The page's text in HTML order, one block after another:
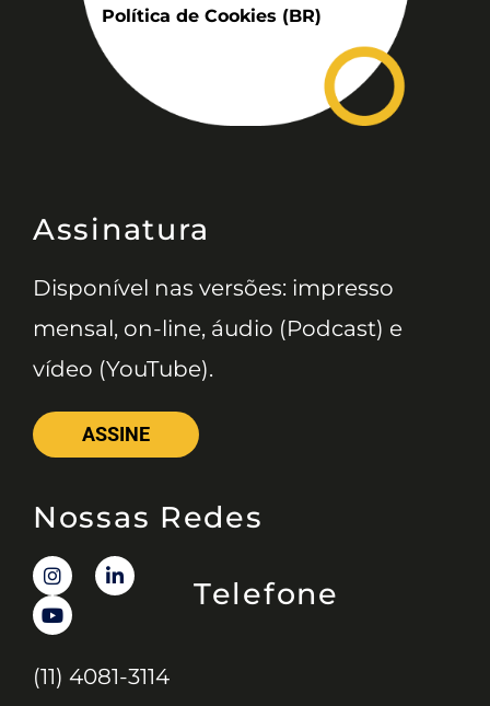
Política de Cookies (BR)
Assinatura
Disponível nas versões: impresso
mensal, on-line, áudio (Podcast) e
vídeo (YouTube).
ASSINE
Nossas Redes
Telefone
(11) 4081-3114